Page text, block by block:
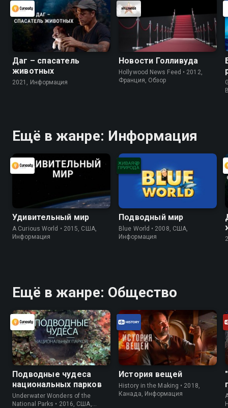
Даг – спасатель
животных
2021, Информация
Новости Голливуда
Hollywood News Feed • 2012,
Франция, Обзор
Ещё в жанре: Информация
Удивительный мир
A Curious World • 2015, США,
Информация
Подводный мир
Blue World • 2008, США,
Информация
Ещё в жанре: Общество
Подводные чудеса
национальных парков
Underwater Wonders of the
National Parks • 2016, США,
История вещей
History in the Making • 2018,
Канада, Информация